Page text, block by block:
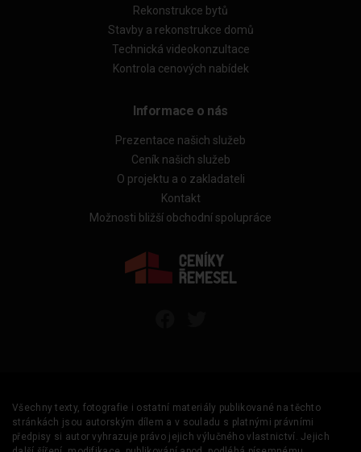
Rekonstrukce bytů
Stavby a rekonstrukce domů
Technická videokonzultace
Kontrola cenových nabídek
Informace o nás
Prezentace našich služeb
Ceník našich služeb
O projektu a o zakladateli
Kontakt
Možnosti bližší obchodní spolupráce
Všechny texty, fotografie i ostatní materiály publikované na těchto
stránkách jsou autorským dílem a v souladu s platnými právními
předpisy si autor vyhrazuje právo jejich výlučného vlastnictví. Jejich